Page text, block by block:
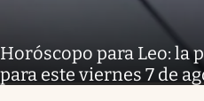
Horóscopo para Leo: la
para este viernes 7 de